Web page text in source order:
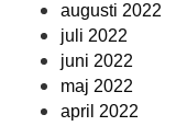
augusti 2022
juli 2022
juni 2022
maj 2022
april 2022